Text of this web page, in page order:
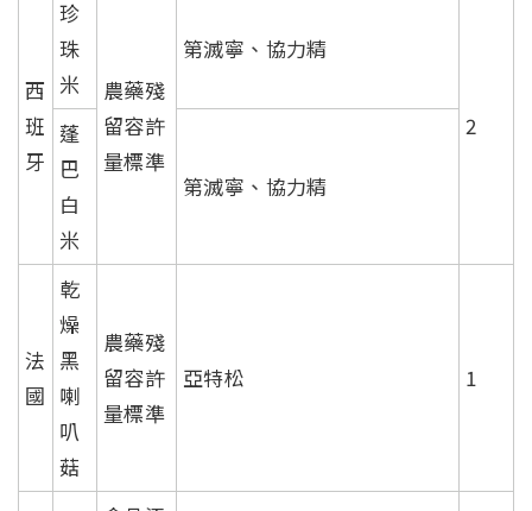
西
班
牙
珍
珠
米
農藥殘
留容許
量標準
第滅寧、協力精
2
蓬
巴
白
米
第滅寧、協力精
法
國
乾
燥
黑
喇
叭
菇
農藥殘
留容許
量標準
亞特松 1